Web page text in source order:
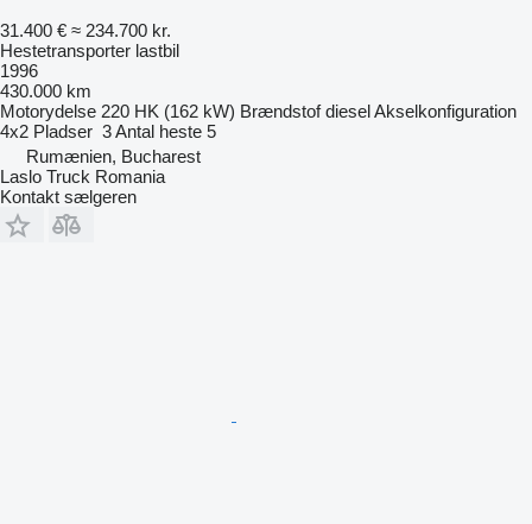
31.400 € ≈ 234.700 kr.
Hestetransporter lastbil
1996
430.000 km
Motorydelse 220 HK (162 kW) Brændstof dieselAkselkonfiguration
4x2 Pladser 3Antal heste 5
Rumænien, Bucharest
Laslo Truck Romania
Kontakt sælgeren